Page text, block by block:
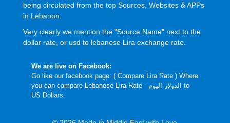
being circulated from the top Sources, Websites & APPs
in Lebanon.
Very clearly we mention the "Source Name" next to the
dollar rate, or usd to lebanese Lira exchange rate.
We are live on Facebook:
Go like our facebook page: ( Compare Lira Rate) Where
you can compare Lebanese Lira Rate - الدولار اليوم to
US Dollars